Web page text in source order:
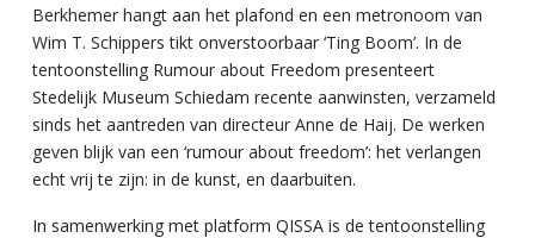
Berkhemer hangt aan het plafond en een metronoom van
Wim T. Schippers tikt onverstoorbaar ‘Ting Boom’. In de
tentoonstelling Rumour about Freedom presenteert
Stedelijk Museum Schiedam recente aanwinsten, verzameld
sinds het aantreden van directeur Anne de Haij. De werken
geven blijk van een ‘rumour about freedom’: het verlangen
echt vrij te zijn: in de kunst, en daarbuiten.
In samenwerking met platform QISSA is de tentoonstelling